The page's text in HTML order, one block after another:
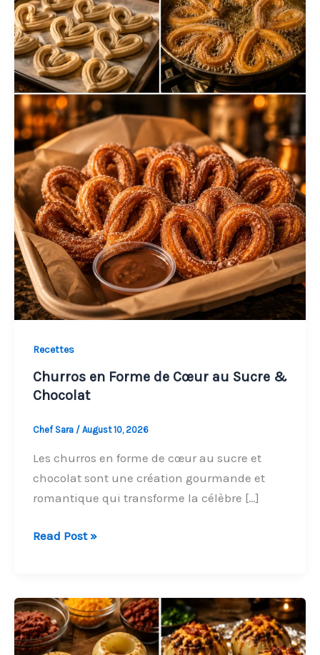
Recettes
Churros en Forme de Cœur au Sucre &
Chocolat
Chef Sara / August 10, 2026
Les churros en forme de cœur au sucre et
chocolat sont une création gourmande et
romantique qui transforme la célèbre […]
Churros
de
Cœur
au
Read Post »